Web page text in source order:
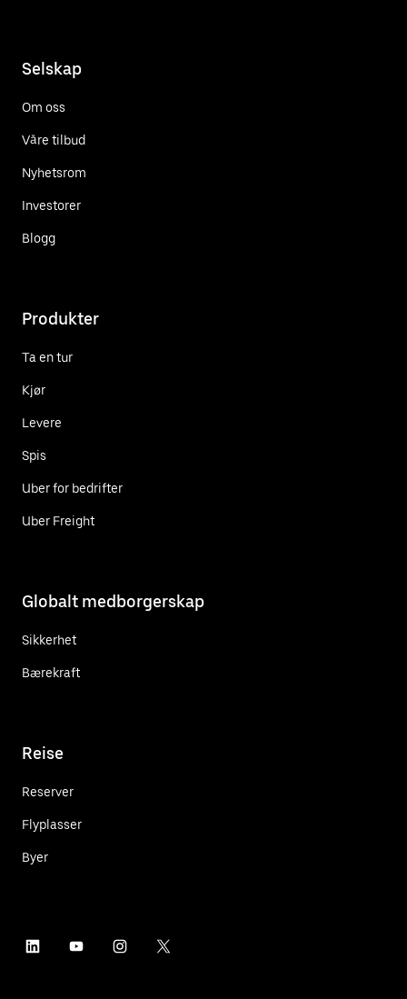
Selskap
Om oss
Våre tilbud
Nyhetsrom
Investorer
Blogg
Produkter
Ta en tur
Kjør
Levere
Spis
Uber for bedrifter
Uber Freight
Globalt medborgerskap
Sikkerhet
Bærekraft
Reise
Reserver
Flyplasser
Byer